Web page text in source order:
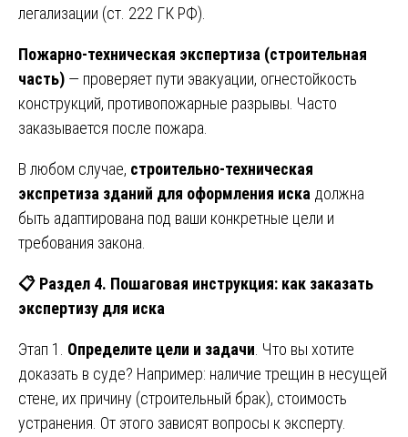
легализации (ст. 222 ГК РФ).
Пожарно-техническая экспертиза (строительная
часть) — проверяет пути эвакуации, огнестойкость
конструкций, противопожарные разрывы. Часто
заказывается после пожара.
В любом случае, строительно-техническая
экспретиза зданий для оформления иска должна
быть адаптирована под ваши конкретные цели и
требования закона.
📋 Раздел 4. Пошаговая инструкция: как заказать
экспертизу для иска
Этап 1. Определите цели и задачи . Что вы хотите
доказать в суде? Например: наличие трещин в несущей
стене, их причину (строительный брак), стоимость
устранения. От этого зависят вопросы к эксперту.